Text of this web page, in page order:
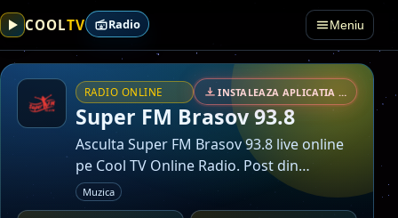
COOLTV Radio Meniu
RADIO ONLINE INSTALEAZA APLICATIA • SECURIZAT
Super FM Brasov 93.8
Asculta Super FM Brasov 93.8 live online
pe Cool TV Online Radio. Post din
categoria muzica.
Muzica